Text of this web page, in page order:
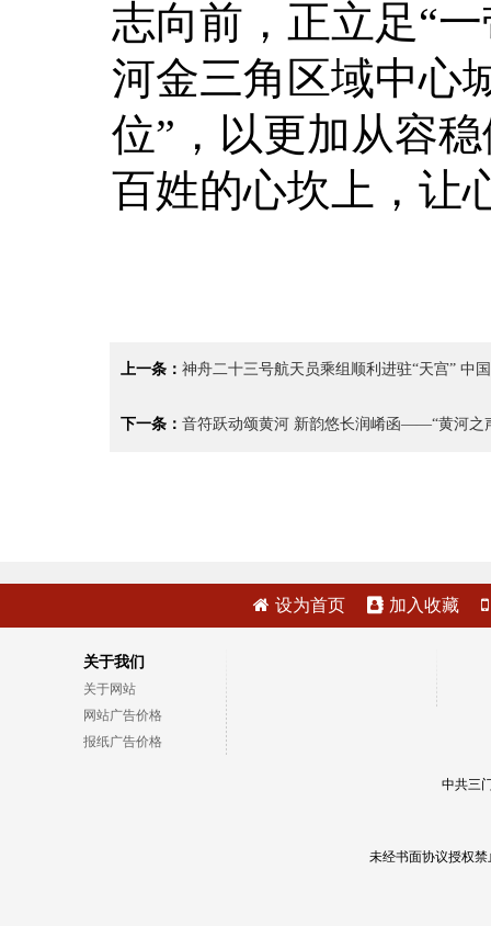
志向前，正立足“
河金三角区域中心
位”，以更加从容
百姓的心坎上，让
上一条： 神舟二十三号航天员乘组顺利进驻“天宫” 中
下一条： 音符跃动颂黄河 新韵悠长润崤函——“黄河之
设为首页 加入收藏
关于我们
关于网站
网站广告价格
报纸广告价格
中共三
未经书面协议授权